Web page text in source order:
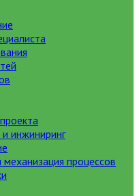
инжиниринг
процессов